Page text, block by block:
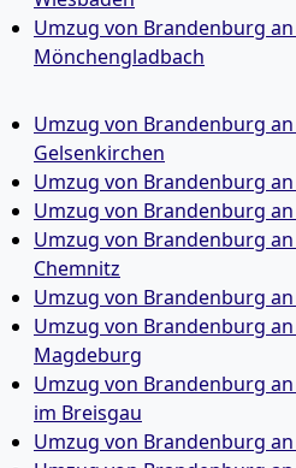
Umzug von Brandenburg
Mönchen­gladbach
Umzug von Brandenburg
Gelsenkirchen
Umzug von Brandenburg
Umzug von Brandenburg
Umzug von Brandenburg
Chemnitz
Umzug von Brandenburg
Umzug von Brandenburg
Magdeburg
Umzug von Brandenburg
im Breisgau
Umzug von Brandenburg